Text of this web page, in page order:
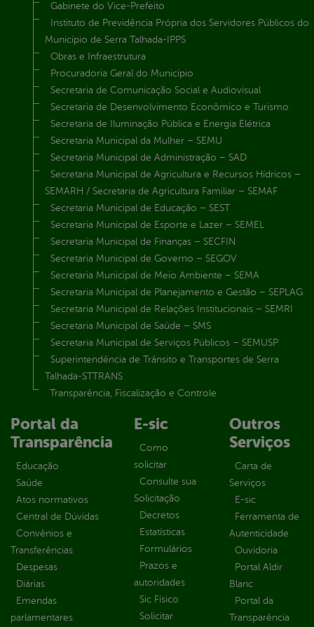
Gabinete do Vice-Prefeito
Instituto de Previdência Própria dos Servidores Públicos do
Município de Serra Talhada-IPPS
Obras e Infraestrutura
Procuradoria Geral do Município
Secretaria de Comunicação Social e Audiovisual
Secretaria de Desenvolvimento Econômico e Turismo
Secretaria de Iluminação Pública e Energia Elétrica
Secretaria Municipal da Mulher – SEMU
Secretaria Municipal de Administração – SAD
Secretaria Municipal de Agricultura e Recursos Hídricos –
SEMARH / Secretaria de Agricultura Familiar – SEMAF
Secretaria Municipal de Educação – SEST
Secretaria Municipal de Esporte e Lazer – SEMEL
Secretaria Municipal de Finanças – SECFIN
Secretaria Municipal de Governo – SEGOV
Secretaria Municipal de Meio Ambiente – SEMA
Secretaria Municipal de Planejamento e Gestão – SEPLAG
Secretaria Municipal de Relações Institucionais – SEMRI
Secretaria Municipal de Saúde – SMS
Secretaria Municipal de Serviços Públicos – SEMUSP
Superintendência de Trânsito e Transportes de Serra
Talhada-STTRANS
Transparência, Fiscalização e Controle
Portal da
Transparência
Educação
Saúde
Atos normativos
Central de Dúvidas
Convênios e
Transferências
Despesas
Diárias
Emendas
parlamentares
E-sic
Como
solicitar
Consulte sua
Solicitação
Decretos
Estatísticas
Formulários
Prazos e
autoridades
Sic Físico
Solicitar
Outros
Serviços
Carta de
Serviços
E-sic
Ferramenta de
Autenticidade
Ouvidoria
Portal Aldir
Blanc
Portal da
Transparência